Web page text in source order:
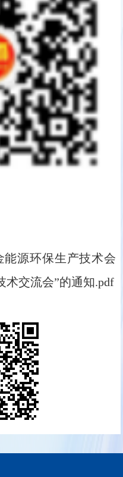
能源环保生产技术会
术交流会”的通知.pdf